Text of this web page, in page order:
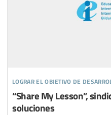
lograr el objetivo de
“Share My Lesson”,
soluciones